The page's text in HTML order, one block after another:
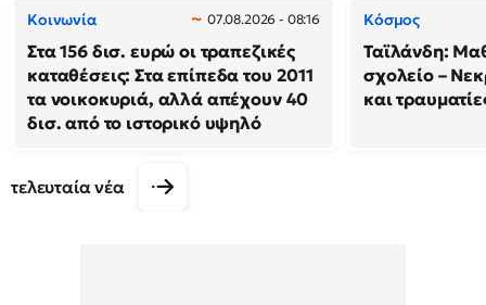
Κοινωνία 07.08.2026 - 08:16
Στα 156 δισ. ευρώ οι τραπεζικές
καταθέσεις: Στα επίπεδα του 2011
τα νοικοκυριά, αλλά απέχουν 40
δισ. από το ιστορικό υψηλό
Κόσμος
Ταϊλάνδη:
σχολείο –
και
τελευταία νέα